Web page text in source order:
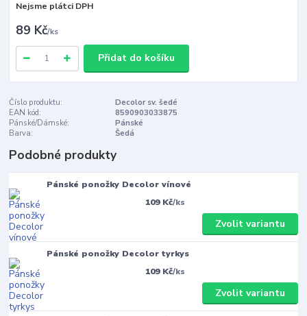
Nejsme plátci DPH
89 Kč/ks
Přidat do košíku
Číslo produktu:
Decolor sv. šedé
EAN kód:
8590903033875
Pánské/Dámské:
Pánské
Barva:
Šedá
Podobné produkty
Pánské ponožky Decolor vínové
109 Kč/ks
Zvolit variantu
Pánské ponožky Decolor tyrkys
109 Kč/ks
Zvolit variantu